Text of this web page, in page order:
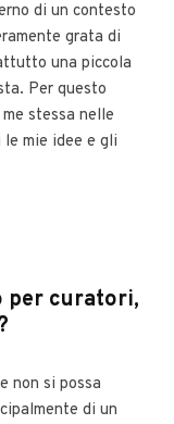
di un contesto
grata di
una piccola
Per questo
stessa nelle
mie idee e gli
per curatori,
non si possa
di un